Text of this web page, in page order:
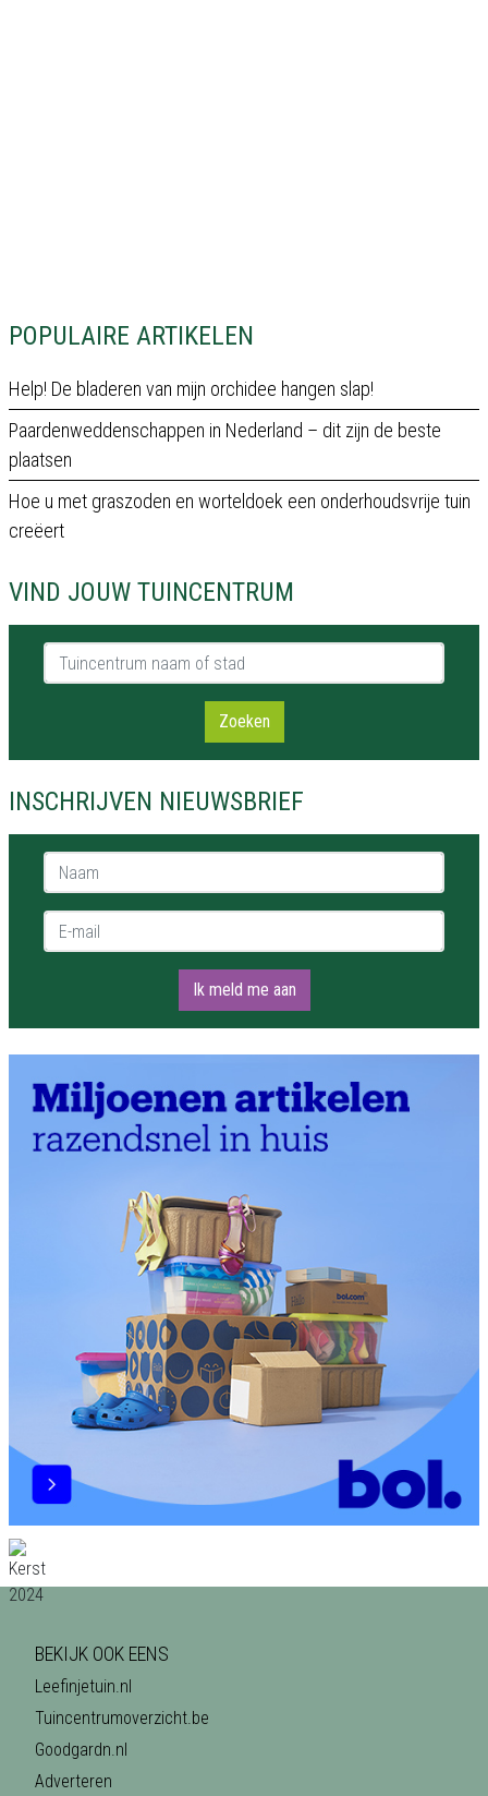
POPULAIRE ARTIKELEN
Help! De bladeren van mijn orchidee hangen slap!
Paardenweddenschappen in Nederland – dit zijn de beste
plaatsen
Hoe u met graszoden en worteldoek een onderhoudsvrije tuin
creëert
VIND JOUW TUINCENTRUM
Tuincentrum naam of stad
Zoeken
INSCHRIJVEN NIEUWSBRIEF
Naam *
E-mail *
Ik meld me aan
BEKIJK OOK EENS
Leefinjetuin.nl
Tuincentrumoverzicht.be
Goodgardn.nl
Adverteren